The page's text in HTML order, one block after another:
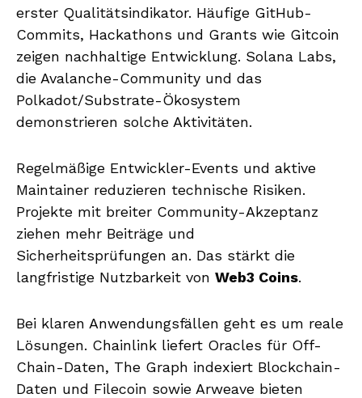
erster Qualitätsindikator. Häufige GitHub-
Commits, Hackathons und Grants wie Gitcoin
zeigen nachhaltige Entwicklung. Solana Labs,
die Avalanche-Community und das
Polkadot/Substrate-Ökosystem
demonstrieren solche Aktivitäten.
Regelmäßige Entwickler-Events und aktive
Maintainer reduzieren technische Risiken.
Projekte mit breiter Community-Akzeptanz
ziehen mehr Beiträge und
Sicherheitsprüfungen an. Das stärkt die
langfristige Nutzbarkeit von Web3 Coins.
Bei klaren Anwendungsfällen geht es um reale
Lösungen. Chainlink liefert Oracles für Off-
Chain-Daten, The Graph indexiert Blockchain-
Daten und Filecoin sowie Arweave bieten